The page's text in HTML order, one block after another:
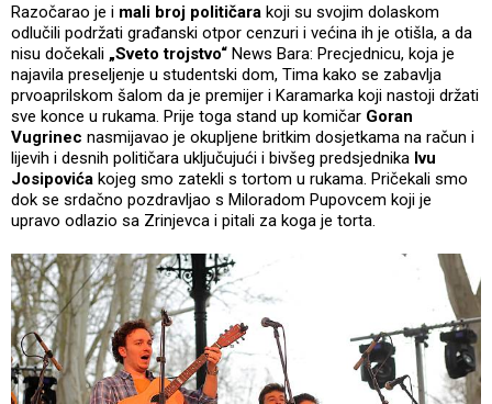
Razočarao je i mali broj političara koji su svojim dolaskom
odlučili podržati građanski otpor cenzuri i većina ih je otišla, a da
nisu dočekali „Sveto trojstvo“ News Bara: Precjednicu, koja je
najavila preseljenje u studentski dom, Tima kako se zabavlja
prvoaprilskom šalom da je premijer i Karamarka koji nastoji držati
sve konce u rukama. Prije toga stand up komičar Goran
Vugrinec nasmijavao je okupljene britkim dosjetkama na račun i
lijevih i desnih političara uključujući i bivšeg predsjednika Ivu
Josipovića kojeg smo zatekli s tortom u rukama. Pričekali smo
dok se srdačno pozdravljao s Miloradom Pupovcem koji je
upravo odlazio sa Zrinjevca i pitali za koga je torta.